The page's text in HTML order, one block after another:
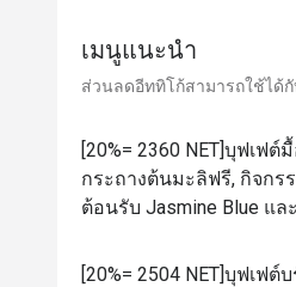
เมนูแนะนำ
ส่วนลดอีททิโก้สามารถใช้ได้
[20%= 2360 NET]บุฟเฟ
กระถางต้นมะลิฟรี, กิจกร
ต้อนรับ Jasmine Blue แ
[20%= 2504 NET]บุฟเฟ